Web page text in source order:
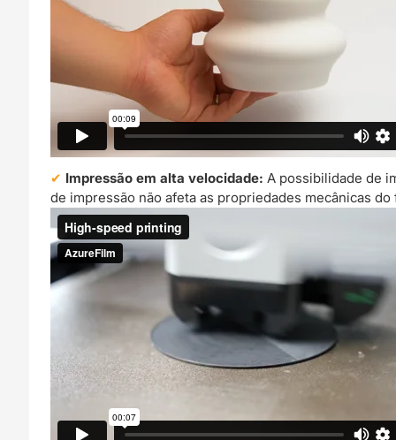
Impressão em alta velocidade: A possibilidade de
de impressão não afeta as propriedades mecânicas